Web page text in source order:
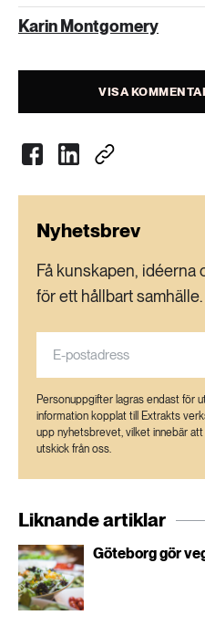
Karin Montgomery
VISA
Nyhetsbrev
Få kunskapen, idéerna
för ett hållbart samhälle.
Personuppgifter lagras endast för
information kopplat till Extrakts
upp nyhetsbrevet, vilket innebär
utskick från oss.
Liknande artiklar
Göteborg gör